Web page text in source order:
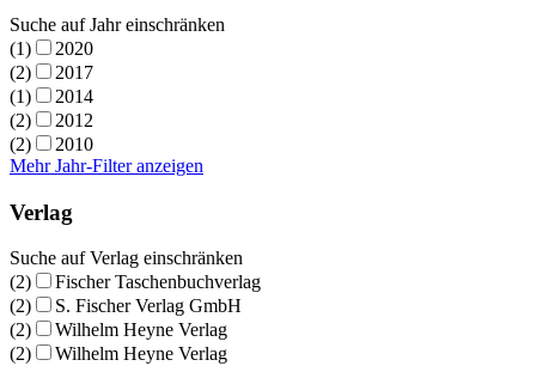
Suche auf Jahr einschränken
(1)
2020
(2)
2017
(1)
2014
(2)
2012
(2)
2010
Mehr Jahr-Filter anzeigen
Verlag
Suche auf Verlag einschränken
(2)
Fischer Taschenbuchverlag
(2)
S. Fischer Verlag GmbH
(2)
Wilhelm Heyne Verlag
(2)
Wilhelm Heyne Verlag